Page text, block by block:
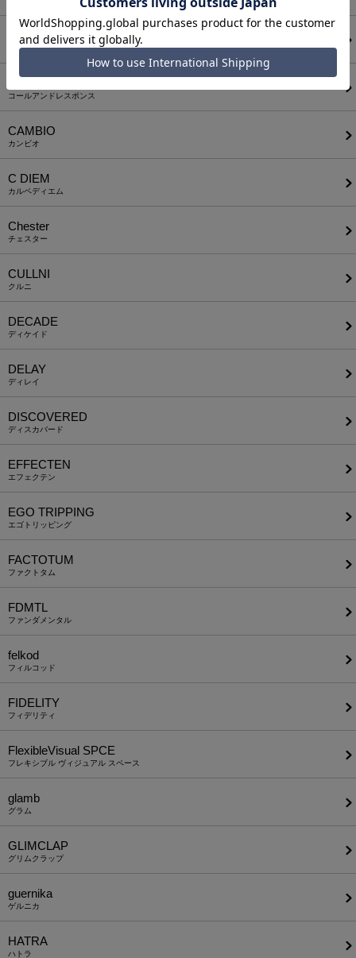
BODYSONG.
ボディソング
コールアンドレスポンス
CAMBIO
カンビオ
C DIEM
カルペディエム
Chester
チェスター
CULLNI
クルニ
DECADE
ディケイド
DELAY
ディレイ
DISCOVERED
ディスカバード
EFFECTEN
エフェクテン
EGO TRIPPING
エゴトリッピング
FACTOTUM
ファクトタム
FDMTL
ファンダメンタル
felkod
フィルコッド
FIDELITY
フィデリティ
FlexibleVisual SPCE
フレキシブル ヴィジュアル スペース
glamb
グラム
GLIMCLAP
グリムクラップ
guernika
ゲルニカ
HATRA
ハトラ